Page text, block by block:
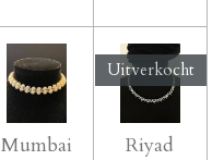
Mumbai
Uitverkocht
Riyad